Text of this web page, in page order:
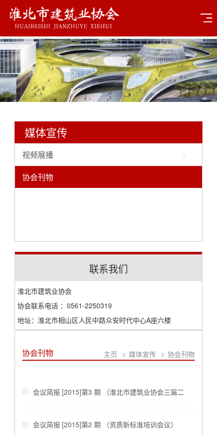
媒体宣传
视频展播
协会刊物
联系我们
淮北市建筑业协会
协会联系电话 ：0561-2250319
地址：淮北市相山区人民中路众安时代中心A座六楼
协会刊物 主页 > 媒体宣传 > 协会刊物
会议简报 [2015]第3 期 （淮北市建筑业协会三届二
次常务理事会）
会议简报 [2015]第2 期 （资质新标准培训会议）